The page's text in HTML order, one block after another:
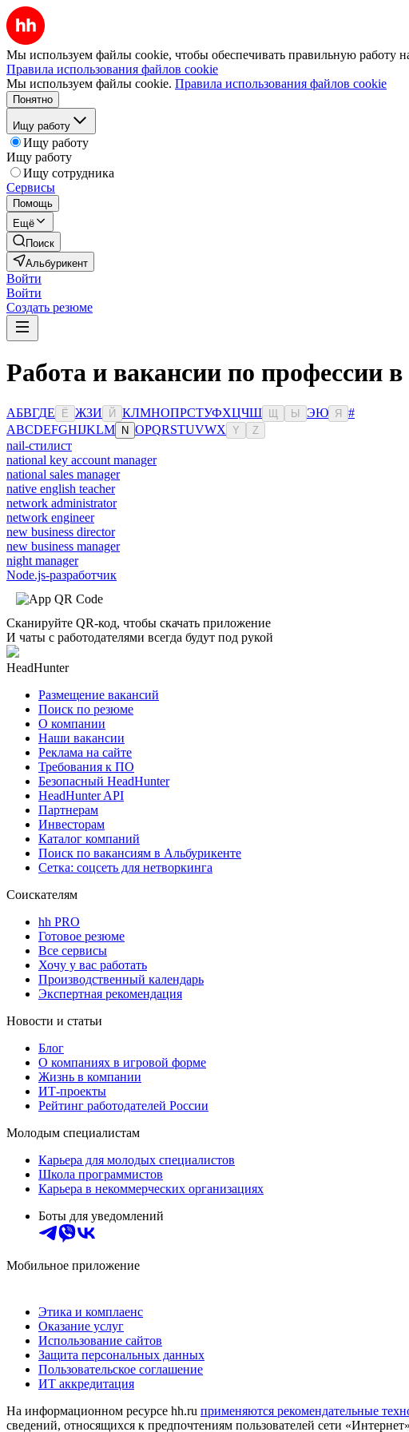
Мы используем файлы cookie, чтобы обеспечивать правильную работу
Правила использования файлов cookie
Мы используем файлы cookie. Правила использования файлов cookie
Понятно
Ищу работу
Ищу работу
Ищу работу
Ищу сотрудника
Сервисы
Помощь
Ещё
Поиск
Альбурикент
Войти
Войти
Создать резюме
Работа и вакансии по профессии
АБВГДЕ Ё ЖЗИ Й КЛМНОПРСТУФХЦЧШ Ы ЭЮ Я
#
ABCDEFGHIJKLM N OPQRSTUVWX Y Z
nail-стилист
national key account manager
national sales manager
native english teacher
network administrator
network engineer
new business director
new business manager
night manager
Node.js-разработчик
Сканируйте QR-код, чтобы скачать приложение
И чаты с работодателями всегда будут под рукой
HeadHunter
Размещение вакансий
Поиск по резюме
О компании
Наши вакансии
Реклама на сайте
Требования к ПО
Безопасный HeadHunter
HeadHunter API
Партнерам
Инвесторам
Каталог компаний
Поиск по вакансиям в Альбурикенте
Сетка: соцсеть для нетворкинга
Соискателям
hh PRO
Готовое резюме
Все сервисы
Хочу у вас работать
Производственный календарь
Экспертная рекомендация
Новости и статьи
Блог
О компаниях в игровой форме
Жизнь в компании
ИТ-проекты
Рейтинг работодателей России
Молодым специалистам
Карьера для молодых специалистов
Школа программистов
Карьера в некоммерческих организациях
Боты для уведомлений
Мобильное приложение
Этика и комплаенс
Оказание услуг
Использование сайтов
Защита персональных данных
Пользовательское соглашение
ИТ аккредитация
На информационном ресурсе hh.ru применяются рекомендательные
сведений, относящихся к предпочтениям пользователей сети